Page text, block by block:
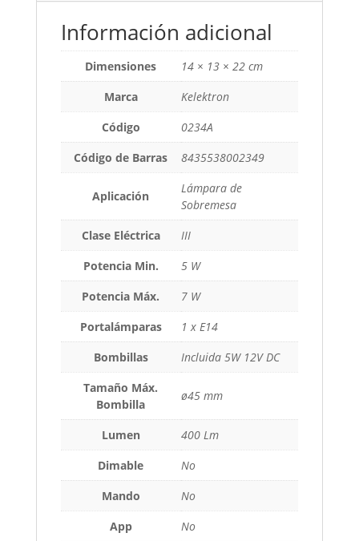
Información adicional
Dimensiones
14 × 13 × 22 cm
Marca
Kelektron
Código
0234A
Código de Barras
8435538002349
Aplicación
Lámpara de
Sobremesa
Clase Eléctrica
III
Potencia Min.
5 W
Potencia Máx.
7 W
Portalámparas
1 x E14
Bombillas
Incluida 5W 12V DC
Tamaño Máx.
Bombilla
ø45 mm
Lumen
400 Lm
Dimable
No
Mando
No
App
No